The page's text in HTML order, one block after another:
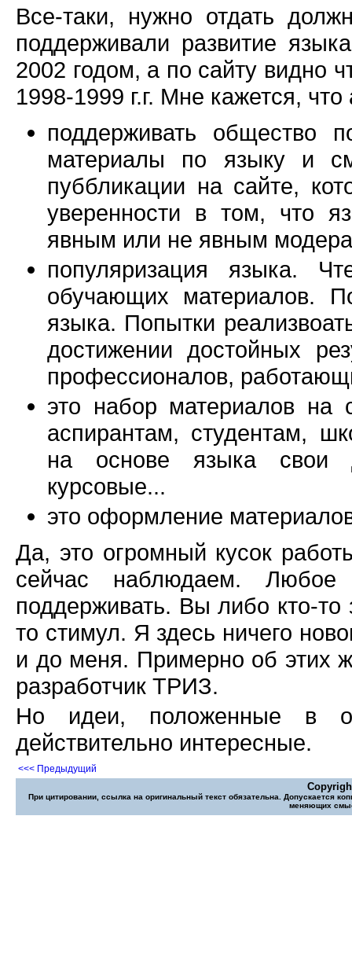
Все-таки, нужно отдать
поддерживали развитие
2002 годом, а по сайту видно
1998-1999 г.г. Мне кажется,
поддерживать общество
материалы по языку и
пуббликации на сайте,
уверенности в том, что
явным или не явным
популяризация языка.
обучающих материалов.
языка. Попытки
достижении достойных
профессионалов,
это набор материалов на
аспирантам, студентам,
на основе языка свои
курсовые...
это оформление
Да, это огромный кусок
сейчас наблюдаем. Любое
поддерживать. Вы либо кто-
то стимул. Я здесь ничего
и до меня. Примерно об этих
разработчик ТРИЗ.
Но идеи, положенные в
действительно интересные.
<<< Предыдущий
При цитировании, ссылка на оригинальный текст обязательна. Допускается
меняющих